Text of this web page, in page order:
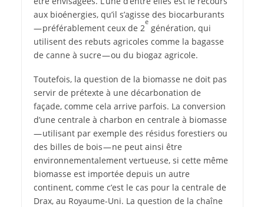
aux bioénergies, qu’il s’agisse des biocarburants
— préférablement ceux de 2
e
génération, qui
utilisent des rebuts agricoles comme la bagasse
de canne à sucre — ou du biogaz agricole.
Toutefois, la question de la biomasse ne doit pas
servir de prétexte à une décarbonation de
façade, comme cela arrive parfois. La conversion
d’une centrale à charbon en centrale à biomasse
— utilisant par exemple des résidus forestiers ou
des billes de bois — ne peut ainsi être
environnementalement vertueuse, si cette même
biomasse est importée depuis un autre
continent, comme c’est le cas pour la centrale de
Drax, au Royaume-Uni. La question de la chaîne